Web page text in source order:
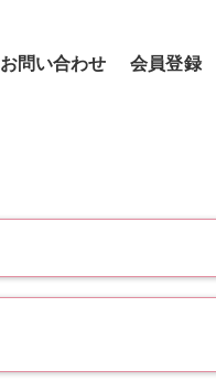
お問い合わせ 会員登録